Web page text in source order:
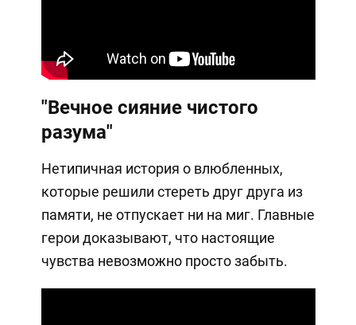
"Вечное сияние чистого
разума"
Нетипичная история о влюбленных,
которые решили стереть друг друга из
памяти, не отпускает ни на миг. Главные
герои доказывают, что настоящие
чувства невозможно просто забыть.